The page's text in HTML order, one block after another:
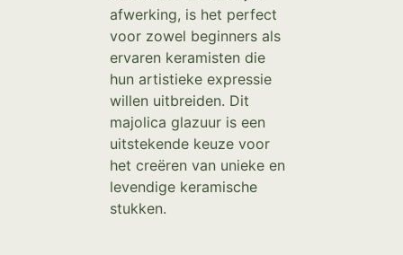
afwerking, is het perfect
voor zowel beginners als
ervaren keramisten die
hun artistieke expressie
willen uitbreiden. Dit
majolica glazuur is een
uitstekende keuze voor
het creëren van unieke en
levendige keramische
stukken.